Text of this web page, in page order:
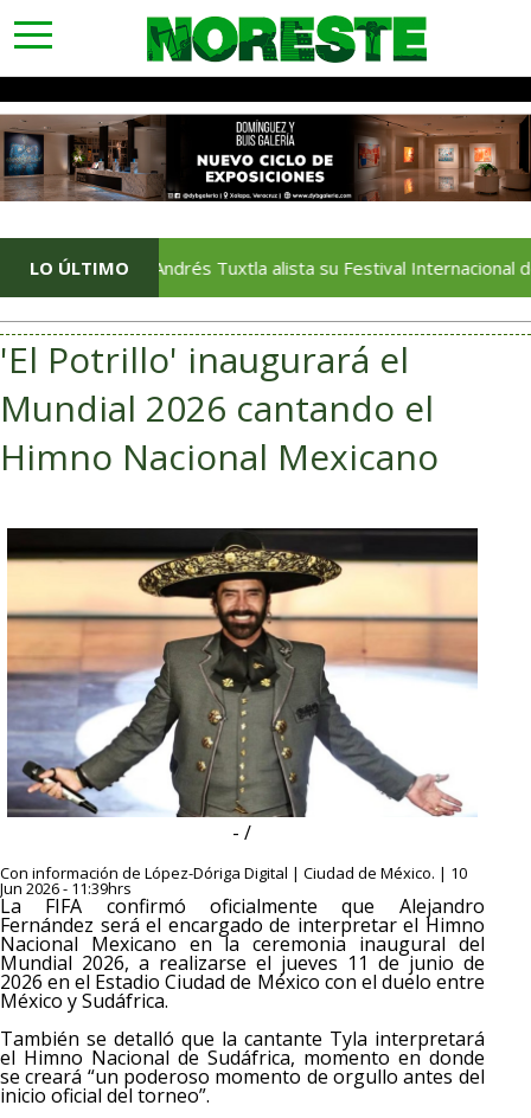
toggle
navigation
LO ÚLTIMO
San Andrés Tuxtla alista su Festival Internacional de
'El Potrillo' inaugurará el
Mundial 2026 cantando el
Himno Nacional Mexicano
- /
Con información de López-Dóriga Digital | Ciudad de México. | 10
Jun 2026 - 11:39hrs
La FIFA confirmó oficialmente que Alejandro
Fernández será el encargado de interpretar el Himno
Nacional Mexicano en la ceremonia inaugural del
Mundial 2026, a realizarse el jueves 11 de junio de
2026 en el Estadio Ciudad de México con el duelo entre
México y Sudáfrica.
También se detalló que la cantante Tyla interpretará
el Himno Nacional de Sudáfrica, momento en donde
se creará “un poderoso momento de orgullo antes del
inicio oficial del torneo”.